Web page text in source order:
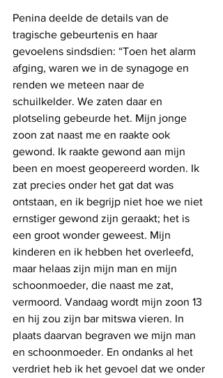
Penina deelde de details van de
tragische gebeurtenis en haar
gevoelens sindsdien: “Toen het alarm
afging, waren we in de synagoge en
renden we meteen naar de
schuilkelder. We zaten daar en
plotseling gebeurde het. Mijn jonge
zoon zat naast me en raakte ook
gewond. Ik raakte gewond aan mijn
been en moest geopereerd worden. Ik
zat precies onder het gat dat was
ontstaan, en ik begrijp niet hoe we niet
ernstiger gewond zijn geraakt; het is
een groot wonder geweest. Mijn
kinderen en ik hebben het overleefd,
maar helaas zijn mijn man en mijn
schoonmoeder, die naast me zat,
vermoord. Vandaag wordt mijn zoon 13
en hij zou zijn bar mitswa vieren. In
plaats daarvan begraven we mijn man
en schoonmoeder. En ondanks al het
verdriet heb ik het gevoel dat we onder